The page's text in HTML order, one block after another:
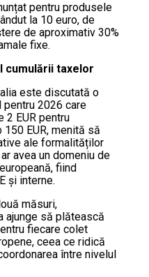
pentru produsele
la 10 euro, de
de aproximativ 30%
fixe.
cumulării taxelor
este discutată o
pentru 2026 care
2 EUR pentru
EUR, menită să
ale formalităților
avea un domeniu de
fiind
și interne.
măsuri,
ajunge să plătească
fiecare colet
ceea ce ridică
între nivelul